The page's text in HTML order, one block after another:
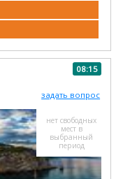
08:15
задать вопрос
нет свободных
мест в
выбранный
период